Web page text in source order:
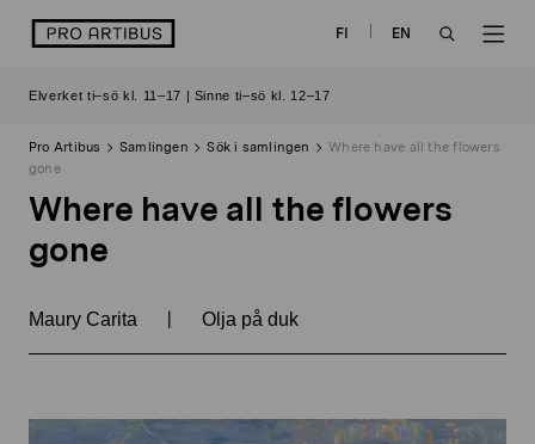
logo FI
EN
Elverket ti–sö kl. 11–17 | Sinne ti–sö kl. 12–17
Pro Artibus Samlingen Sök i samlingen
Where have all the flowers
gone
Where have all the flowers
gone
Maury Carita | Olja på duk